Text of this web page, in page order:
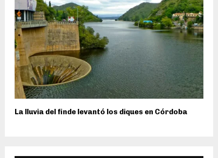
La lluvia del finde levantó los diques en Córdoba